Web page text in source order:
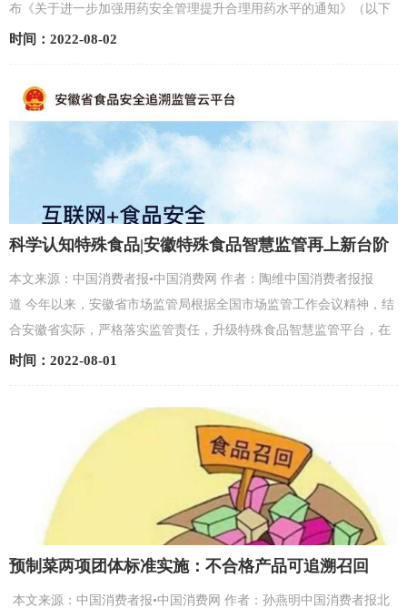
布《关于进一步加强用药安全管理提升合理用药水平的通知》（以下
简称《通知》）。《通知》要求，降低用药错误风险，提高用药...
时间：2022-08-02
科学认知特殊食品|安徽特殊食品智慧监管再上新台阶
本文来源：中国消费者报•中国消费网 作者：陶维中国消费者报报
道 今年以来，安徽省市场监管局根据全国市场监管工作会议精神，结
合安徽省实际，严格落实监管责任，升级特殊食品智慧监管平台，在
全国率先实现婴幼儿配方乳粉生产企业可视化监管，受...
时间：2022-08-01
预制菜两项团体标准实施：不合格产品可追溯召回
本文来源：中国消费者报•中国消费网 作者：孙燕明中国消费者报北